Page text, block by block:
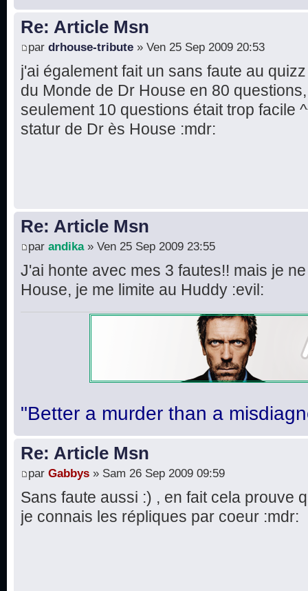
Re: Article Msn
par drhouse-tribute » Ven 25 Sep 2009 20:53
j'ai également fait un sans faute au
du Monde de Dr House en 80
seulement 10 questions était trop facile
statur de Dr ès House :mdr:
Re: Article Msn
par andika» Ven 25 Sep 2009 23:55
J'ai honte avec mes 3 fautes!! mais je
House, je me limite au Huddy :evil:
"Better a murder than a
Re: Article Msn
par Gabbys » Sam 26 Sep 2009 09:59
Sans faute aussi :) , en fait cela prouve
je connais les répliques par coeur :mdr: